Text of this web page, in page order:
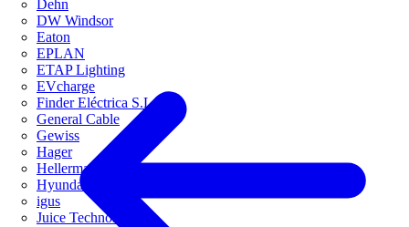
Dehn
DW Windsor
Eaton
EPLAN
ETAP Lighting
EVcharge
Finder Eléctrica S.L.U
General Cable
Gewiss
Hager
HellermannTyton
Hyundai Electric
igus
Juice Technology